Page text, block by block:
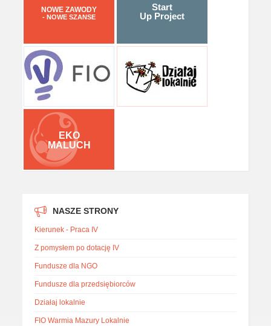
NOWE ZAWODY
- NOWE SZANSE
Start
Up Project
EKO
MALUCH
NASZE STRONY
Kierunek - Praca IV
Z pomysłem po dotację IV
Fundusze dla NGO
Fundusze dla przedsiębiorców
Działaj lokalnie
FIO Warmia Mazury Lokalnie